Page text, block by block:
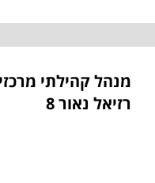
מנהל קהילתי
רזיאל נאור 8